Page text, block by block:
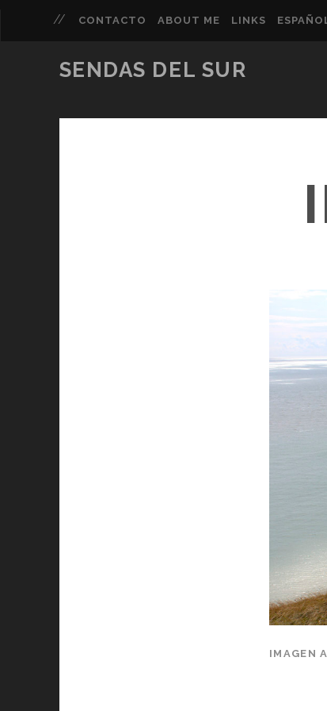
CONTACTO ABOUT ME LINKS
SENDAS DEL SUR
IMAGEN